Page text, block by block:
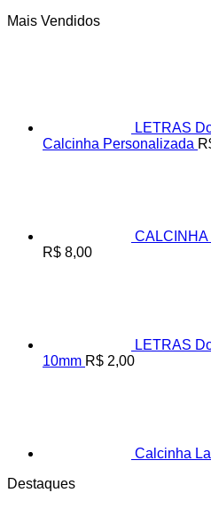
Mais Vendidos
LETRAS
Calcinha Personalizada
CALCINHA
R$ 8,00
LETRAS
10mm R$ 2,00
Calcinha
Destaques